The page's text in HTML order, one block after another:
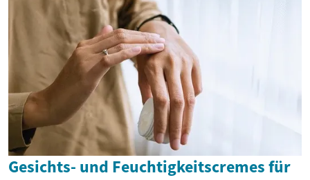
Gesichts- und Feuchtigkeitscremes für